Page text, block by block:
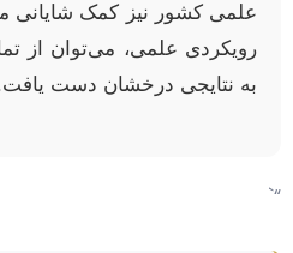
علمی کشور نیز کمک شایانی
رویکردی علمی، می‌توان از
به نتایجی درخشان دست
“`